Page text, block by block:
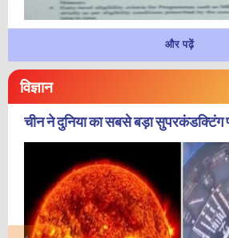
और पढ़ें
विज्ञान
चीन ने दुनिया का सबसे बड़ा